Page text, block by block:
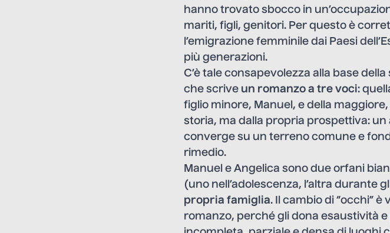
hanno trovato sbocco in
mariti, figli, genitori. Per questo è
l’emigrazione femminile dai Paesi
più generazioni.
C’è tale consapevolezza alla base
che scrive un romanzo a tre voci:
figlio minore, Manuel, e della
storia, ma dalla propria prospettiva:
converge su un terreno comune e
rimedio.
Manuel e Angelica sono due orfani
(uno nell’adolescenza, l’altra durante
propria famiglia. Il cambio di “occhi”
romanzo, perché gli dona esaustività